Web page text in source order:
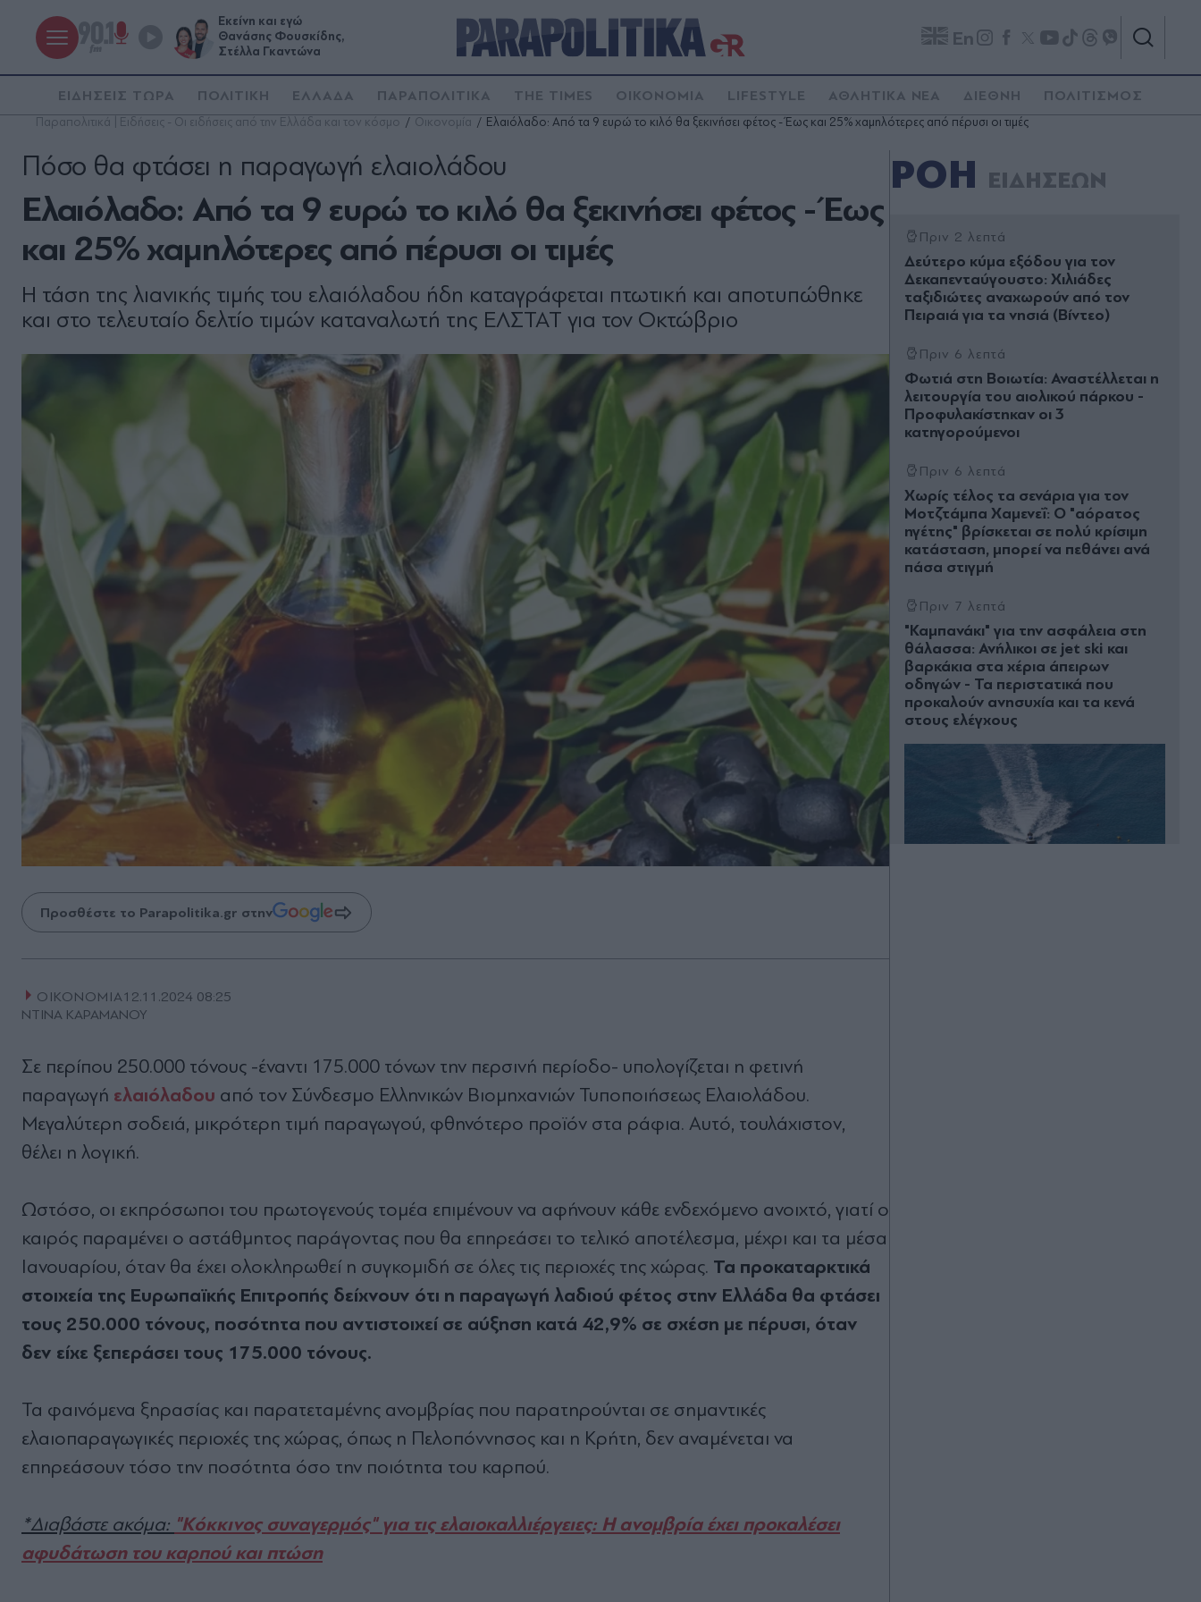
Εκείνη και εγώ
Θανάσης Φουσκίδης,
Στέλλα Γκαντώνα
En
ΕΙΔΗΣΕΙΣ ΤΩΡΑ ΠΟΛΙΤΙΚΗ ΕΛΛΑΔΑ ΠΑΡΑΠΟΛΙΤΙΚΑ THE TIMES ΟΙΚΟΝΟΜΙΑ LIFESTYLE ΑΘΛΗΤΙΚΑ ΝΕΑ ΔΙΕΘΝΗ ΠΟΛΙΤΙΣΜΟΣ
Παραπολιτικά | Ειδήσεις - Οι ειδήσεις από την Ελλάδα και τον κόσμο Οικονομία Ελαιόλαδο: Από τα 9 ευρώ το κιλό θα ξεκινήσει φέτος - Έως και 25% χαµηλότερες από πέρυσι οι τιµές
Ελαιόλαδο: Από τα 9 ευρώ το κιλό θα ξεκινήσει φέτος - Έως
και 25% χαµηλότερες από πέρυσι οι τιµές
Πόσο θα φτάσει η παραγωγή ελαιολάδου
Η τάση της λιανικής τιµής του ελαιόλαδου ήδη καταγράφεται πτωτική και αποτυπώθηκε
και στο τελευταίο δελτίο τιµών καταναλωτή της ΕΛΣΤΑΤ για τον Οκτώβριο
Προσθέστε το Parapolitika.gr στην
ΟΙΚΟΝΟΜΙΑ12.11.2024 08:25
ΝΤΙΝΑ ΚΑΡΑΜΑΝΟΥ
Σε περίπου 250.000 τόνους -έναντι 175.000 τόνων την περσινή περίοδο- υπολογίζεται η φετινή
παραγωγή ελαιόλαδου από τον Σύνδεσµο Ελληνικών Βιοµηχανιών Τυποποιήσεως Ελαιολάδου.
Μεγαλύτερη σοδειά, µικρότερη τιµή παραγωγού, φθηνότερο προϊόν στα ράφια. Αυτό, τουλάχιστον,
θέλει η λογική.
Ωστόσο, οι εκπρόσωποι του πρωτογενούς τοµέα επιµένουν να αφήνουν κάθε ενδεχόµενο ανοιχτό, γιατί ο
καιρός παραµένει ο αστάθµητος παράγοντας που θα επηρεάσει το τελικό αποτέλεσµα, µέχρι και τα µέσα
Ιανουαρίου, όταν θα έχει ολοκληρωθεί η συγκοµιδή σε όλες τις περιοχές της χώρας. Τα προκαταρκτικά
στοιχεία της Ευρωπαϊκής Επιτροπής δείχνουν ότι η παραγωγή λαδιού φέτος στην Ελλάδα θα φτάσει
τους 250.000 τόνους, ποσότητα που αντιστοιχεί σε αύξηση κατά 42,9% σε σχέση µε πέρυσι, όταν
δεν είχε ξεπεράσει τους 175.000 τόνους.
Τα φαινόµενα ξηρασίας και παρατεταµένης ανοµβρίας που παρατηρούνται σε σηµαντικές
ελαιοπαραγωγικές περιοχές της χώρας, όπως η Πελοπόννησος και η Κρήτη, δεν αναµένεται να
επηρεάσουν τόσο την ποσότητα όσο την ποιότητα του καρπού.
*Διαβάστε ακόμα: "Κόκκινος συναγερµός" για τις ελαιοκαλλιέργειες: Η ανομβρία έχει προκαλέσει
αφυδάτωση του καρπού και πτώση
ΡΟΗ ΕΙΔΗΣΕΩΝ
Πριν 2 λεπτά
Δεύτερο κύμα εξόδου για τον
Δεκαπενταύγουστο: Χιλιάδες
ταξιδιώτες αναχωρούν από τον
Πειραιά για τα νησιά (Βίντεο)
Πριν 6 λεπτά
Φωτιά στη Βοιωτία: Αναστέλλεται η
λειτουργία του αιολικού πάρκου -
Προφυλακίστηκαν οι 3
κατηγορούμενοι
Πριν 6 λεπτά
Χωρίς τέλος τα σενάρια για τον
Μοτζτάμπα Χαμενεΐ: Ο "αόρατος
ηγέτης" βρίσκεται σε πολύ κρίσιμη
κατάσταση, μπορεί να πεθάνει ανά
πάσα στιγμή
Πριν 7 λεπτά
"Καμπανάκι" για την ασφάλεια στη
θάλασσα: Ανήλικοι σε jet ski και
βαρκάκια στα χέρια άπειρων
οδηγών - Τα περιστατικά που
προκαλούν ανησυχία και τα κενά
στους ελέγχους